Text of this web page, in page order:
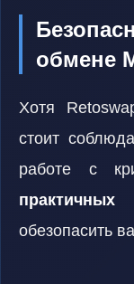
обмене
Хотя
стоит
работе с
практичных
обезопасить